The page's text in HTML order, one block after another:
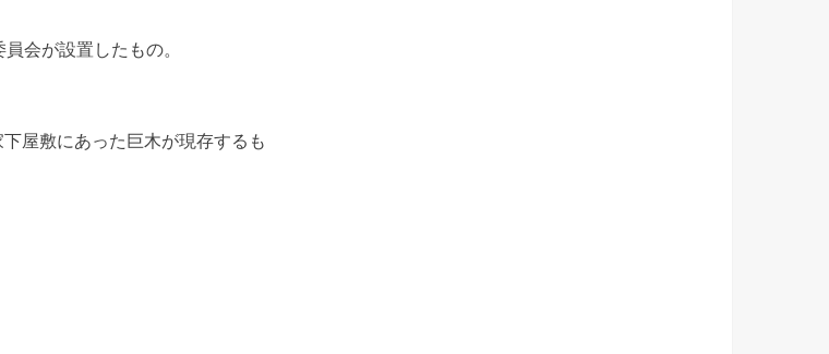
会が設置したもの。
屋敷にあった巨木が現存するも